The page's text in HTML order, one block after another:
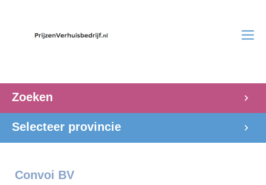
Zoeken
Selecteer provincie
Convoi BV